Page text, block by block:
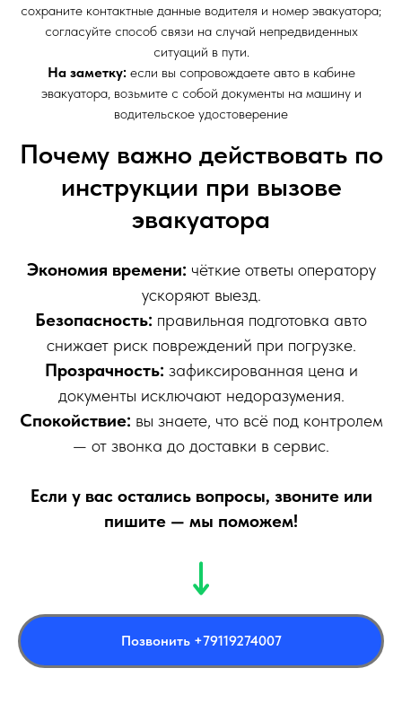
сохраните контактные данные водителя и номер эвакуатора;
согласуйте способ связи на случай непредвиденных
ситуаций в пути.
На заметку:если вы сопровождаете авто в кабине
эвакуатора, возьмите с собой документы на машину и
водительское удостоверение
Почему важно действовать по
инструкции при вызове
эвакуатора
Экономия времени: чёткие ответы оператору
ускоряют выезд.
Безопасность: правильная подготовка авто
снижает риск повреждений при погрузке.
Прозрачность: зафиксированная цена и
документы исключают недоразумения.
Спокойствие: вы знаете, что всё под контролем
— от звонка до доставки в сервис.
Если у вас остались вопросы, звоните или
пишите — мы поможем!
Позвонить +79119274007